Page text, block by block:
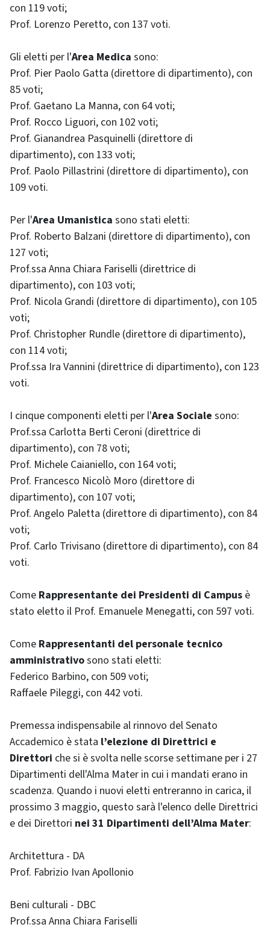
con 119 voti;
Prof. Lorenzo Peretto, con 137 voti.
Gli eletti per l'Area Medica sono:
Prof. Pier Paolo Gatta (direttore di dipartimento), con
85 voti;
Prof. Gaetano La Manna, con 64 voti;
Prof. Rocco Liguori, con 102 voti;
Prof. Gianandrea Pasquinelli (direttore di
dipartimento), con 133 voti;
Prof. Paolo Pillastrini (direttore di dipartimento), con
109 voti.
Per l'Area Umanistica sono stati eletti:
Prof. Roberto Balzani (direttore di dipartimento), con
127 voti;
Prof.ssa Anna Chiara Fariselli (direttrice di
dipartimento), con 103 voti;
Prof. Nicola Grandi (direttore di dipartimento), con 105
voti;
Prof. Christopher Rundle (direttore di dipartimento),
con 114 voti;
Prof.ssa Ira Vannini (direttrice di dipartimento), con 123
voti.
I cinque componenti eletti per l'Area Sociale sono:
Prof.ssa Carlotta Berti Ceroni (direttrice di
dipartimento), con 78 voti;
Prof. Michele Caianiello, con 164 voti;
Prof. Francesco Nicolò Moro (direttore di
dipartimento), con 107 voti;
Prof. Angelo Paletta (direttore di dipartimento), con 84
voti;
Prof. Carlo Trivisano (direttore di dipartimento), con 84
voti.
Come Rappresentante dei Presidenti di Campus è
stato eletto il Prof. Emanuele Menegatti, con 597 voti.
Come Rappresentanti del personale tecnico
amministrativosono stati eletti:
Federico Barbino, con 509 voti;
Raffaele Pileggi, con 442 voti.
Premessa indispensabile al rinnovo del Senato
Accademico è stata l’elezione di Direttrici e
Direttori che si è svolta nelle scorse settimane per i 27
Dipartimenti dell'Alma Mater in cui i mandati erano in
scadenza. Quando i nuovi eletti entreranno in carica, il
prossimo 3 maggio, questo sarà l'elenco delle Direttrici
e dei Direttori nei 31 Dipartimenti dell’Alma Mater:
Architettura - DA
Prof. Fabrizio Ivan Apollonio
Beni culturali - DBC
Prof.ssa Anna Chiara Fariselli